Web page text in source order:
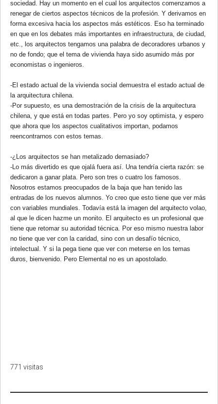
sociedad. Hay un momento en el cual los arquitectos comenzamos a
renegar de ciertos aspectos técnicos de la profesión. Y derivamos en
forma excesiva hacia los aspectos más estéticos. Eso ha terminado
en que en los debates más importantes en infraestructura, de ciudad,
etc., los arquitectos tengamos una palabra de decoradores urbanos y
no de fondo; que el tema de vivienda haya sido asumido más por
economistas o ingenieros.
-El estado actual de la vivienda social demuestra el estado actual de
la arquitectura chilena.
-Por supuesto, es una demostración de la crisis de la arquitectura
chilena, y que está en todas partes. Pero yo soy optimista, y espero
que ahora que los aspectos cualitativos importan, podamos
reencontrarnos con estos temas.
-¿Los arquitectos se han metalizado demasiado?
-Lo más divertido es que ojalá fuera así. Una tendría cierta razón: se
dedicaron a ganar plata. Pero son tres o cuatro los famosos.
Nosotros estamos preocupados de la baja que han tenido las
entradas de los nuevos alumnos. Yo creo que esto tiene que ver más
con variables mundiales. Todavía está la imagen del arquitecto volao,
al que le dicen hazme un monito. El arquitecto es un profesional que
tiene que retomar su autoridad técnica. Por eso mismo nuestra labor
no tiene que ver con la caridad, sino con un desafío técnico,
intelectual. Y si la pega tiene que ver con meterse en los temas
duros, bienvenido. Pero Elemental no es un apostolado.
771 visitas